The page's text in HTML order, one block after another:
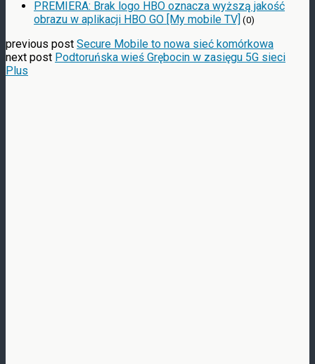
PREMIERA: Brak logo HBO oznacza wyższą jakość
obrazu w aplikacji HBO GO [My mobile TV] (0)
previous post Secure Mobile to nowa sieć komórkowa
next post Podtoruńska wieś Grębocin w zasięgu 5G sieci
Plus